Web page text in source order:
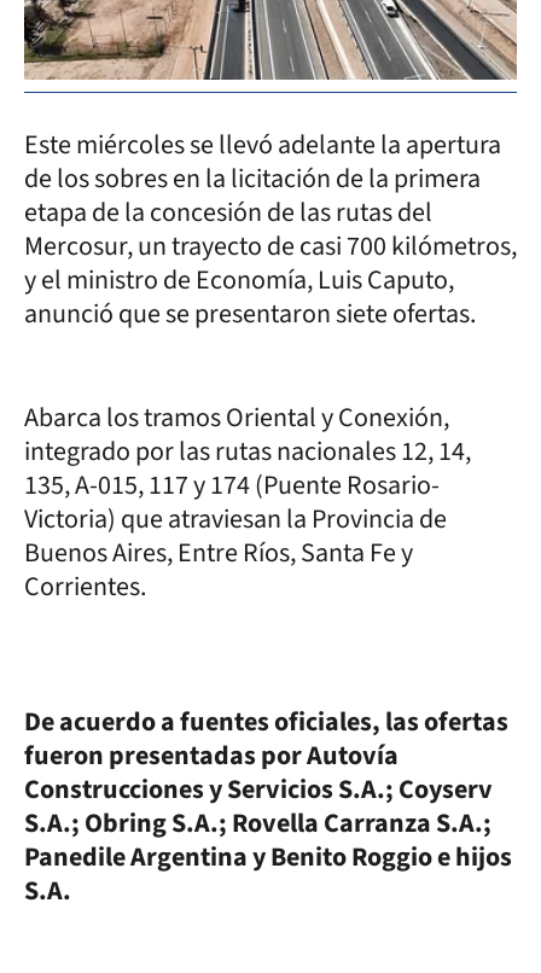
Este miércoles se llevó adelante la apertura
de los sobres en la licitación de la primera
etapa de la concesión de las rutas del
Mercosur, un trayecto de casi 700 kilómetros,
y el ministro de Economía, Luis Caputo,
anunció que se presentaron siete ofertas.
Abarca los tramos Oriental y Conexión,
integrado por las rutas nacionales 12, 14,
135, A-015, 117 y 174 (Puente Rosario-
Victoria) que atraviesan la Provincia de
Buenos Aires, Entre Ríos, Santa Fe y
Corrientes.
De acuerdo a fuentes oficiales, las ofertas
fueron presentadas por Autovía
Construcciones y Servicios S.A.; Coyserv
S.A.; Obring S.A.; Rovella Carranza S.A.;
Panedile Argentina y Benito Roggio e hijos
S.A.